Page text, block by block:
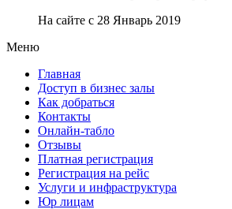
На сайте с 28 Январь 2019
Меню
Главная
Доступ в бизнес залы
Как добраться
Контакты
Онлайн-табло
Отзывы
Платная регистрация
Регистрация на рейс
Услуги и инфраструктура
Юр лицам